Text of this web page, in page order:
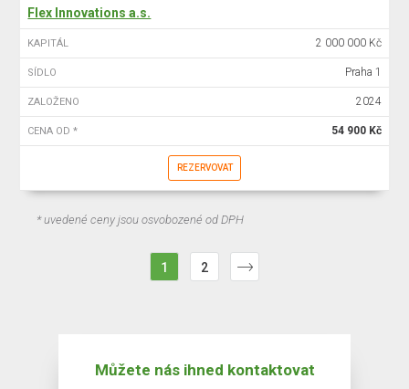
Flex Innovations a.s.
KAPITÁL 2 000 000 Kč
SÍDLO Praha 1
ZALOŽENO 2024
CENA OD * 54 900 Kč
REZERVOVAT
* uvedené ceny jsou osvobozené od DPH
1 2
Můžete nás ihned kontaktovat